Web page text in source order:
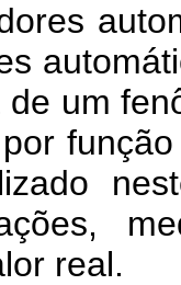
um
real.